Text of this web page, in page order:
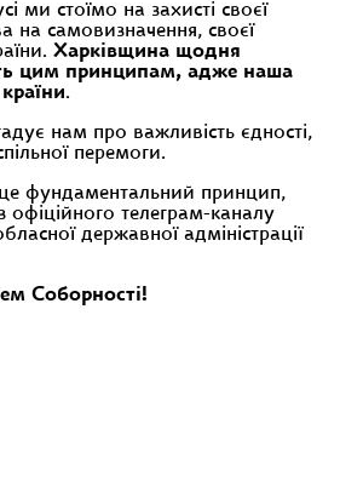
ми стоїмо на захисті своєї
на самовизначення, своєї
Харківщина щодня
цим принципам, адже наша
.
нам про важливість єдності,
перемоги.
фундаментальний принцип,
телеграм-каналу
державної адміністрації
Соборності!